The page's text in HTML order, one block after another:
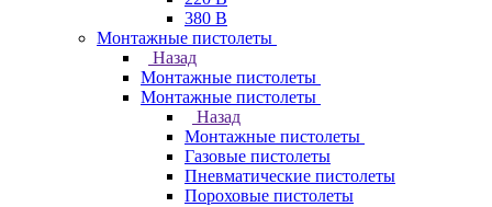
380 В
Монтажные пистолеты
Назад
Монтажные пистолеты
Монтажные пистолеты
Назад
Монтажные пистолеты
Газовые пистолеты
Пневматические пистолеты
Пороховые пистолеты